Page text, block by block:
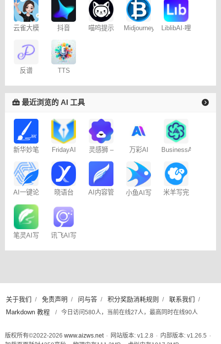
记
聊天
云雀大模
抖音
– 免费
喵呜提示
Midjourney
LiblibAI·哩
反谱
TTS
最近浏览的 AI 工具
新华妙笔
FridayAI
灵感狮 –
作
万彩AI BusinessAI
AI一键论
AIPaperPass
晓语台
AI内容管
小鱼AI写
米羊写完
笔灵AI写
讯飞AI写
关于我们 / 免责声明 / 问与答 / 积分奖励消耗规则 / 联系我们 /
Markdown 教程 / 今日访问580人，当前在线27人，最高同时在线90人
版权所有©2022-2026 www.aizws.net · 网站版本: v1.2.8 · 内部版本: v1.26.5 ·